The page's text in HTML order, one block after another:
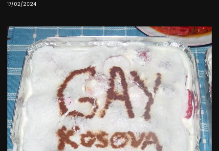
17/02/2024